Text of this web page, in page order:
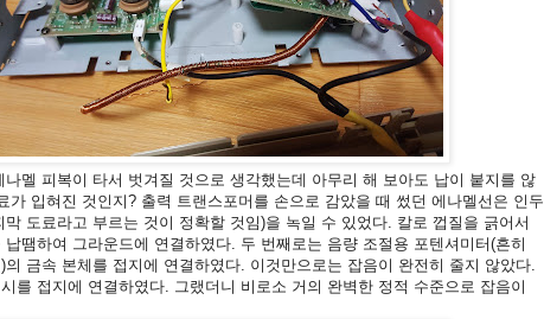
나멜 피복이 타서 벗겨질 것으로 생각했는데 아무리 해 보아도 납이 붙지를 않
가 입혀진 것인지? 출력 트랜스포머를 손으로 감았을 때 썼던 에나멜선은 인두
막 도료라고 부르는 것이 정확할 것임)을 녹일 수 있었다. 칼로 껍질을 긁어서
납땜하여 그라운드에 연결하였다. 두 번째로는 음량 조절용 포텐셔미터(흔히
의 금속 본체를 접지에 연결하였다. 이것만으로는 잡음이 완전히 줄지 않았다.
를 접지에 연결하였다. 그랬더니 비로소 거의 완벽한 정적 수준으로 잡음이